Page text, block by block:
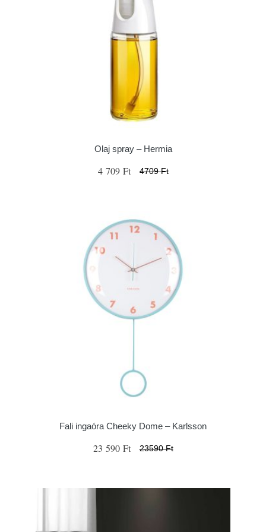
Olaj spray – Hermia
4 709 Ft 4709 Ft
Fali ingaóra Cheeky Dome – Karlsson
23 590 Ft 23590 Ft